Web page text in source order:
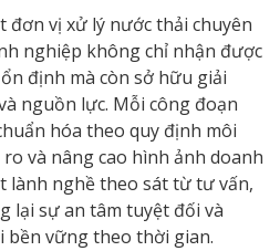
đơn vị xử lý nước thải chuyên
nghiệp không chỉ nhận được
định mà còn sở hữu giải
nguồn lực. Mỗi công đoạn
hóa theo quy định môi
và nâng cao hình ảnh doanh
lành nghề theo sát từ tư vấn,
lại sự an tâm tuyệt đối và
bền vững theo thời gian.